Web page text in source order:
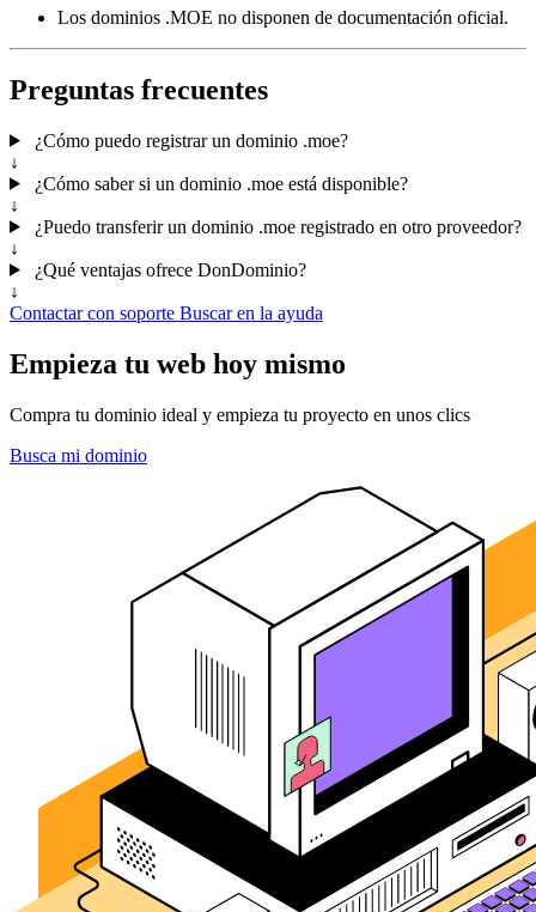
Los dominios .MOE no disponen de documentación oficial.
Preguntas frecuentes
¿Cómo puedo registrar un dominio .moe?
↓
¿Cómo saber si un dominio .moe está disponible?
↓
¿Puedo transferir un dominio .moe registrado en otro proveedor?
↓
¿Qué ventajas ofrece DonDominio?
↓
Contactar con soporte Buscar en la ayuda
Empieza tu web hoy mismo
Compra tu dominio ideal y empieza tu proyecto en unos clics
Busca mi dominio